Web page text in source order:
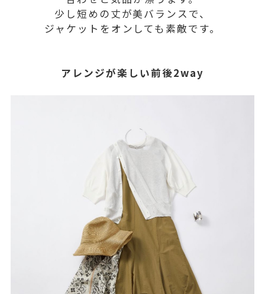
少し短めの丈が美バランスで、
ジャケットをオンしても素敵です。
アレンジが楽しい前後2way